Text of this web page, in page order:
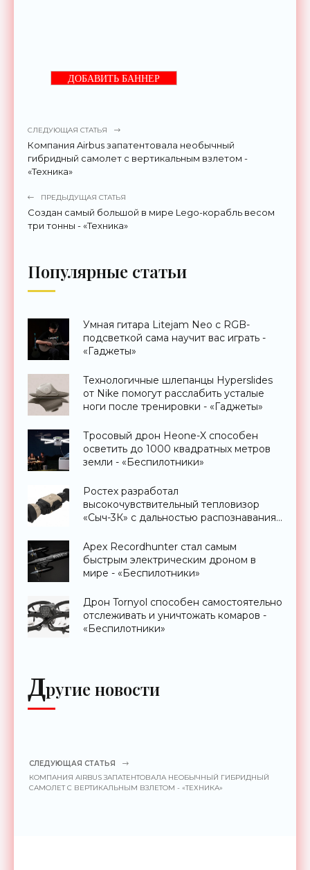
ДОБАВИТЬ БАННЕР
СЛЕДУЮЩАЯ СТАТЬЯ
Компания Airbus запатентовала необычный
гибридный самолет с вертикальным взлетом -
«Техника»
ПРЕДЫДУЩАЯ СТАТЬЯ
Создан самый большой в мире Lego-корабль весом
три тонны - «Техника»
Популярные статьи
Умная гитара Litejam Neo с RGB-
подсветкой сама научит вас играть -
«Гаджеты»
Технологичные шлепанцы Hyperslides
от Nike помогут расслабить усталые
ноги после тренировки - «Гаджеты»
Тросовый дрон Heone-X способен
осветить до 1000 квадратных метров
земли - «Беспилотники»
Ростех разработал
высокочувствительный тепловизор
«Сыч-3К» с дальностью распознавания
Apex Recordhunter стал самым
быстрым электрическим дроном в
мире - «Беспилотники»
Дрон Tornyol способен самостоятельно
отслеживать и уничтожать комаров -
«Беспилотники»
Другие новости
СЛЕДУЮЩАЯ СТАТЬЯ
КОМПАНИЯ AIRBUS ЗАПАТЕНТОВАЛА НЕОБЫЧНЫЙ ГИБРИДНЫЙ
САМОЛЕТ С ВЕРТИКАЛЬНЫМ ВЗЛЕТОМ - «ТЕХНИКА»